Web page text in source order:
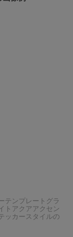
テンプレートグラ
トアクアアクセン
ッカースタイルの